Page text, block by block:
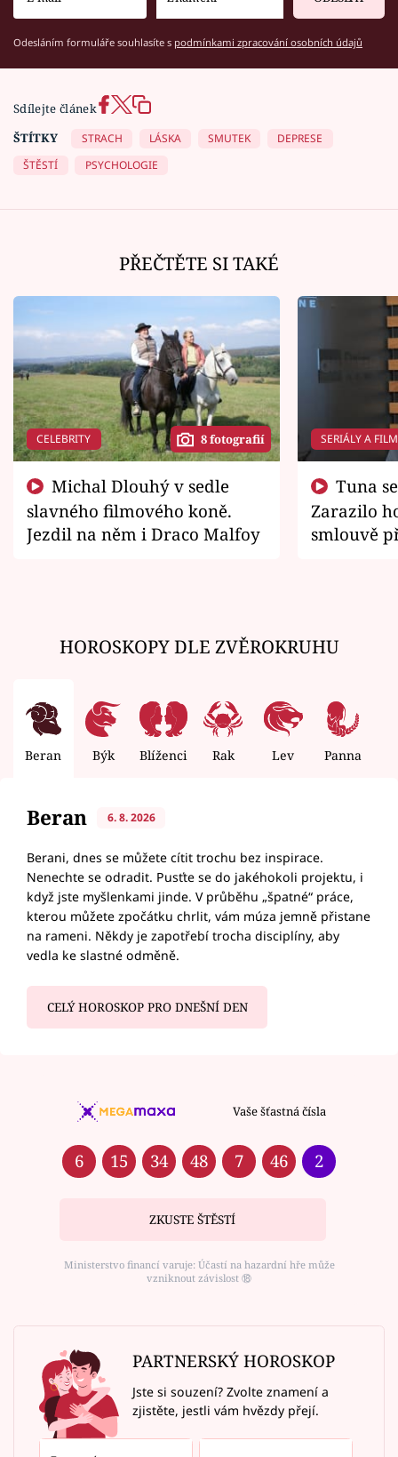
Odesláním formuláře souhlasíte s podmínkami zpracování osobních údajů
Sdílejte článek
ŠTÍTKY
STRACH LÁSKA SMUTEK
DEPRESE
ŠTĚSTÍ
PSYCHOLOGIE
PŘEČTĚTE SI TAKÉ
CELEBRITY 8 fotografií
slavného filmového koně.
Jezdil na něm i Draco Malfoy
SERIÁLY A
Zarazilo
smlouvě
HOROSKOPY DLE ZVĚROKRUHU
Beran Býk Blíženci Rak Lev Panna
Beran 6. 8. 2026
Berani, dnes se můžete cítit trochu bez inspirace.
Nenechte se odradit. Pusťte se do jakéhokoli projektu, i
když jste myšlenkami jinde. V průběhu „špatné“ práce,
kterou můžete zpočátku chrlit, vám múza jemně přistane
na rameni. Někdy je zapotřebí trocha disciplíny, aby
vedla ke slastné odměně.
CELÝ HOROSKOP PRO DNEŠNÍ DEN
Vaše šťastná čísla
6 15 34 48 7 46 2
ZKUSTE ŠTĚSTÍ
Ministerstvo financí varuje: Účastí na hazardní hře může
vzniknout závislost ⑱
PARTNERSKÝ HOROSKOP
Jste si souzení? Zvolte znamení a
zjistěte, jestli vám hvězdy přejí.